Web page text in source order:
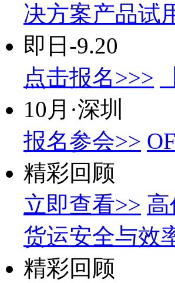
决方案产品试
即日-9.20
点击报名>>>
10月·深圳
报名参会>>
精彩回顾
立即查看>> 高
货运安全与效
精彩回顾